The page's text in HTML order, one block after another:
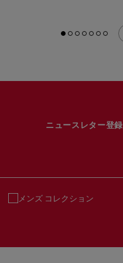
ニュースレター登録
メンズ コレクション